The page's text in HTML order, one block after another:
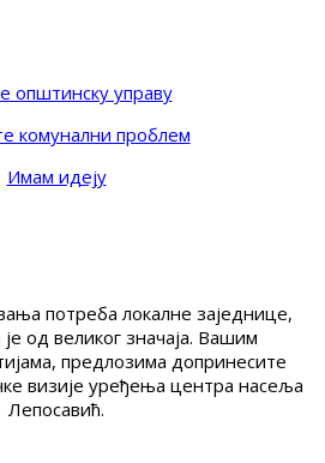
општинску управу
комунални проблем
Имам идеју
потреба локалне заједнице,
од великог значаја. Вашим
предлозима допринесите
визије уређења центра насеља
Лепосавић.